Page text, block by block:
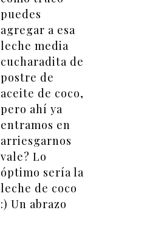
puedes
agregar a esa
leche media
cucharadita de
postre de
aceite de coco,
pero ahí ya
entramos en
arriesgarnos
vale? Lo
óptimo sería la
leche de coco
:) Un abrazo